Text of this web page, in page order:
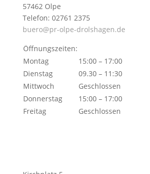
57462 Olpe
Telefon: 02761 2375
buero@pr-olpe-drolshagen.de
Öffnungszeiten:
Montag
15:00 – 17:00
Dienstag
09.30 – 11:30
Mittwoch
Geschlossen
Donnerstag
15:00 – 17:00
Freitag
Geschlossen